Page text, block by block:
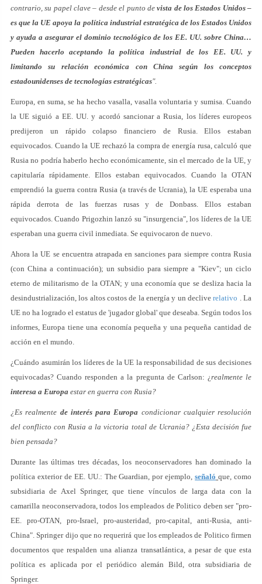
contrario, su papel clave – desde el punto devista de los Estados Unidos –
es que la UE apoya la política industrial estratégica de los Estados Unidos
y ayuda a asegurar el dominio tecnológico de los EE. UU. sobre China…
Pueden hacerlo aceptando la política industrial de los EE. UU. y
limitando su relación económica con China según los conceptos
estadounidenses de tecnologías estratégicas".
Europa, en suma, se ha hecho vasalla, vasalla voluntaria y sumisa. Cuando
la UE siguió a EE. UU. y acordó sancionar a Rusia, los líderes europeos
predijeron un rápido colapso financiero de Rusia. Ellos estaban
equivocados. Cuando la UE rechazó la compra de energía rusa, calculó que
Rusia no podría haberlo hecho económicamente, sin el mercado de la UE, y
capitularía rápidamente. Ellos estaban equivocados. Cuando la OTAN
emprendió la guerra contra Rusia (a través de Ucrania), la UE esperaba una
rápida derrota de las fuerzas rusas y de Donbass. Ellos estaban
equivocados. Cuando Prigozhin lanzó su "insurgencia", los líderes de la UE
esperaban una guerra civil inmediata. Se equivocaron de nuevo.
Ahora la UE se encuentra atrapada en sanciones para siempre contra Rusia
(con China a continuación); un subsidio para siempre a "Kiev"; un ciclo
eterno de militarismo de la OTAN; y una economía que se desliza hacia la
desindustrialización, los altos costos de la energía y un decliverelativo . La
UE no ha logrado el estatus de 'jugador global' que deseaba. Según todos los
informes, Europa tiene una economía pequeña y una pequeña cantidad de
acción en el mundo.
¿Cuándo asumirán los líderes de la UE la responsabilidad de sus decisiones
equivocadas? Cuando responden a la pregunta de Carlson: ¿realmente le
interesa a Europa estar en guerra con Rusia?
¿Es realmente de interés para Europa condicionar cualquier resolución
del conflicto con Rusia a la victoria total de Ucrania? ¿Esta decisión fue
bien pensada?
Durante las últimas tres décadas, los neoconservadores han dominado la
política exterior de EE. UU.: The Guardian, por ejemplo,señaló que, como
subsidiaria de Axel Springer, que tiene vínculos de larga data con la
camarilla neoconservadora, todos los empleados de Politico deben ser "pro-
EE. pro-OTAN, pro-Israel, pro-austeridad, pro-capital, anti-Rusia, anti-
China". Springer dijo que no requerirá que los empleados de Politico firmen
documentos que respalden una alianza transatlántica, a pesar de que esta
política es aplicada por el periódico alemán Bild, otra subsidiaria de
Springer.